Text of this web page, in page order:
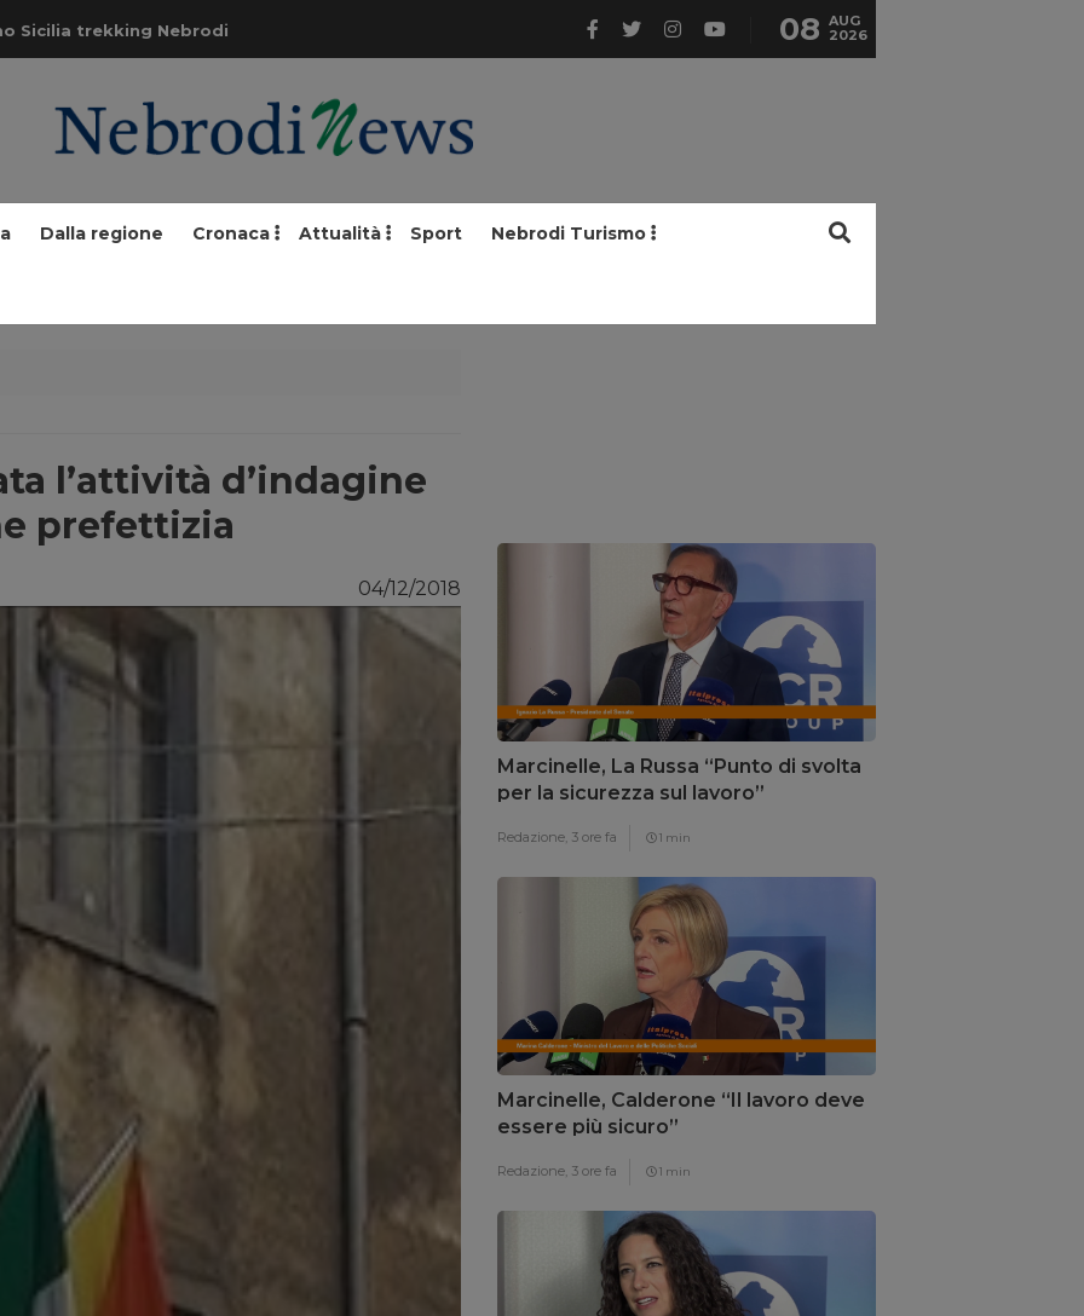
Sicilia trekking Nebrodi 08 AUG
2026
Dalla regione Cronaca Attualità Sport Nebrodi Turismo
l’attività d’indagine
prefettizia
04/12/2018
Marcinelle, La Russa “Punto di svolta
per la sicurezza sul lavoro”
Redazione, 3 ore fa 1 min
Marcinelle, Calderone “Il lavoro deve
essere più sicuro”
Redazione, 3 ore fa 1 min